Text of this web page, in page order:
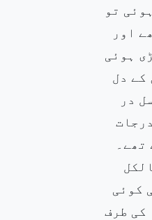
تو
اور
ہوئی
کے دل
در
کوئی
کی طرف